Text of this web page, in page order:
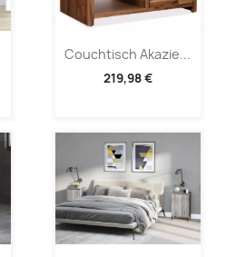
Couchtisch Akazie...
219,98 €